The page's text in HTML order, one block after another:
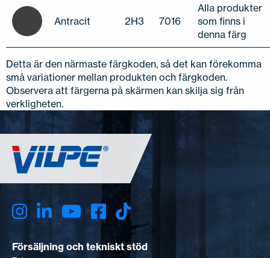
Antracit 2H3 7016
Alla produkter
som finns i
denna färg
Detta är den närmaste färgkoden, så det kan förekomma
små variationer mellan produkten och färgkoden.
Observera att färgerna på skärmen kan skilja sig från
verkligheten.
Försäljning och tekniskt stöd